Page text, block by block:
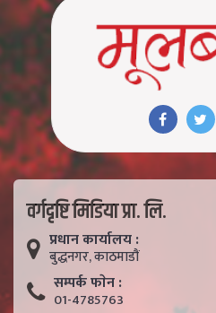
वर्गदृष्टि मिडिया प्रा. लि.
प्रधान कार्यालय :
बुद्धनगर, काठमाडाैं
सम्पर्क फाेन :
01-4785763